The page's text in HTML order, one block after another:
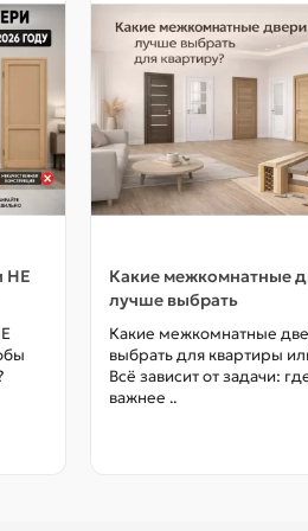
НЕ
Какие межкомнатные
лучше выбрать
Какие межкомнатные
выбрать для квартиры
Всё зависит от задачи:
важнее ..